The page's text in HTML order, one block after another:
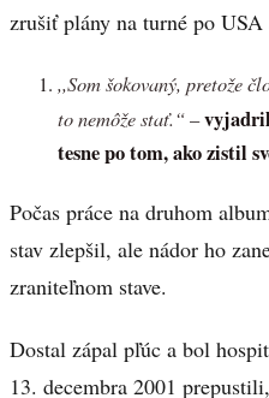
zrušiť plány na turné po USA
,,Som šokovaný, pretože
to nemôže stať.“–
tesne po tom, ako zistil
Počas práce na druhom
stav zlepšil, ale nádor ho
zraniteľnom stave.
Dostal zápal pľúc a bol
13. decembra 2001